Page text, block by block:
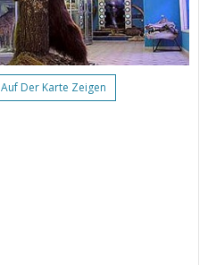
Auf Der Karte Zeigen